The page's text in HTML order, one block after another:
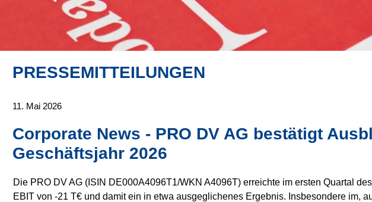
PRESSEMITTEILUNGEN
11. Mai 2026
Corporate News - PRO DV AG bestätigt
Geschäftsjahr 2026
Die PRO DV AG (ISIN DE000A4096T1/WKN A4096T) erreichte im ersten Quartal
EBIT von -21 T€ und damit ein in etwa ausgeglichenes Ergebnis. Insbesondere im,